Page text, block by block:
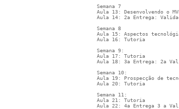
Semana 7
Aula 13: Desenvolvendo o
Aula 14: 2a Entrega:
Semana 8
Aula 15: Aspectos
Aula 16: Tutoria
Semana 9:
Aula 17: Tutoria
Aula 18: 3a Entrega: 2a
Semana 10:
Aula 19: Prospecção de
Aula 20: Tutoria
Semana 11:
Aula 21: Tutoria
Aula 22: 4a Entrega 3 a